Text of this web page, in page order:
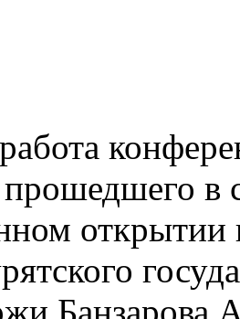
прошедшего
открытии
Банзарова